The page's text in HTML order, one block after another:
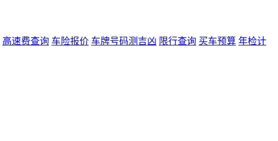
高速费查询 车险报价 车牌号码测吉凶 限行查询 买车预算 年检计